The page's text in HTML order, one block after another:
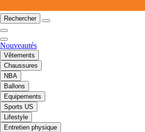
Rechercher
Nouveautés
Vêtements
Chaussures
NBA
Ballons
Equipements
Sports US
Lifestyle
Entretien physique